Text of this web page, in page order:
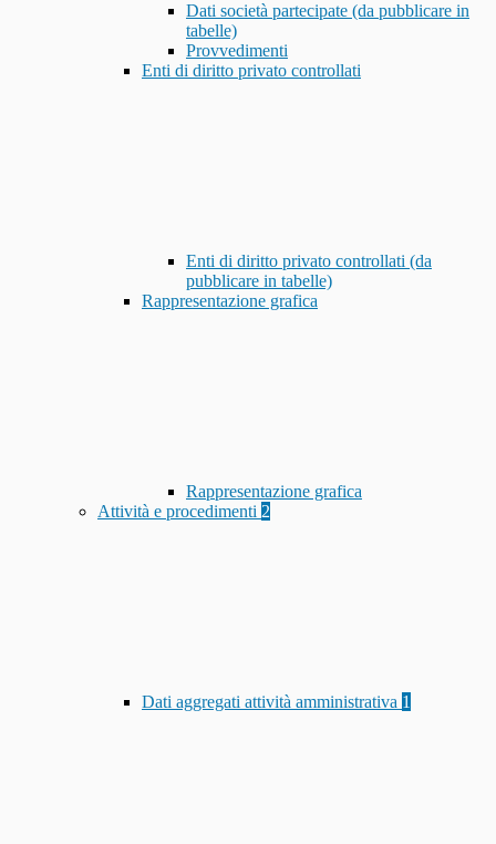
Dati società partecipate (da pubblicare in
tabelle)
Provvedimenti
Enti di diritto privato controllati
Enti di diritto privato controllati (da
pubblicare in tabelle)
Rappresentazione grafica
Rappresentazione grafica
Attività e procedimenti 2
Dati aggregati attività amministrativa 1